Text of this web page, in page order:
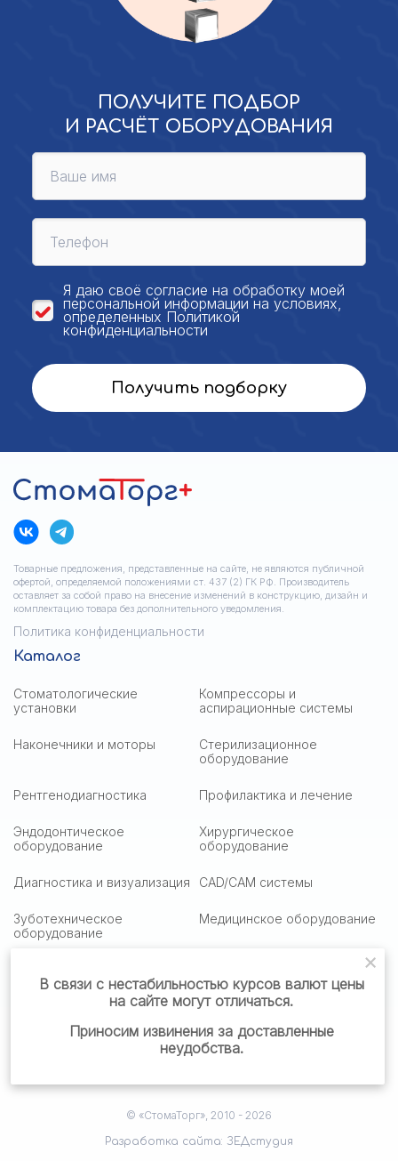
ПОЛУЧИТЕ ПОДБОР
И РАСЧЁТ ОБОРУДОВАНИЯ
Я даю своё согласие на обработку моей
персональной информации на условиях,
определенных Политикой
конфиденциальности
Получить подборку
Товарные предложения, представленные на сайте, не являются публичной
офертой, определяемой положениями ст. 437 (2) ГК РФ. Производитель
оставляет за собой право на внесение изменений в конструкцию, дизайн и
комплектацию товара без дополнительного уведомления.
Политика конфиденциальности
Каталог
Стоматологические
установки
Компрессоры и
аспирационные системы
Наконечники и моторы
Стерилизационное
оборудование
Рентгенодиагностика Профилактика и лечение
Эндодонтическое
оборудование
Хирургическое
оборудование
Диагностика и визуализация CAD/CAM системы
Зуботехническое
оборудование
Медицинское оборудование
Стоматологическая мебель
Стоматологические
© «СтомаТорг», 2010 - 2026
Разработка сайта: ЗЕДстудия
В связи с нестабильностью курсов валют цены
на сайте могут отличаться.
Приносим извинения за доставленные
неудобства.